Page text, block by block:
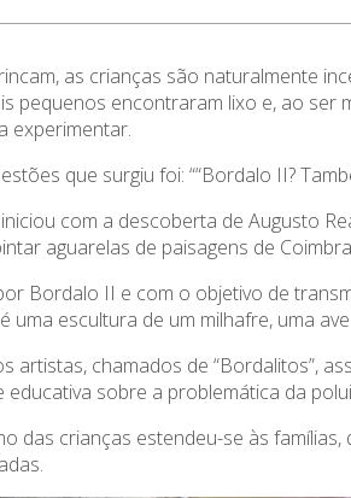
as crianças são naturalmente
pequenos encontraram lixo e, ao
experimentar.
que surgiu foi: ““Bordalo II?
com a descoberta de Augusto
aguarelas de paisagens de
Bordalo II e com o objetivo de
uma escultura de um milhafre, uma
artistas, chamados de “Bordalitos”,
educativa sobre a problemática da
das crianças estendeu-se às